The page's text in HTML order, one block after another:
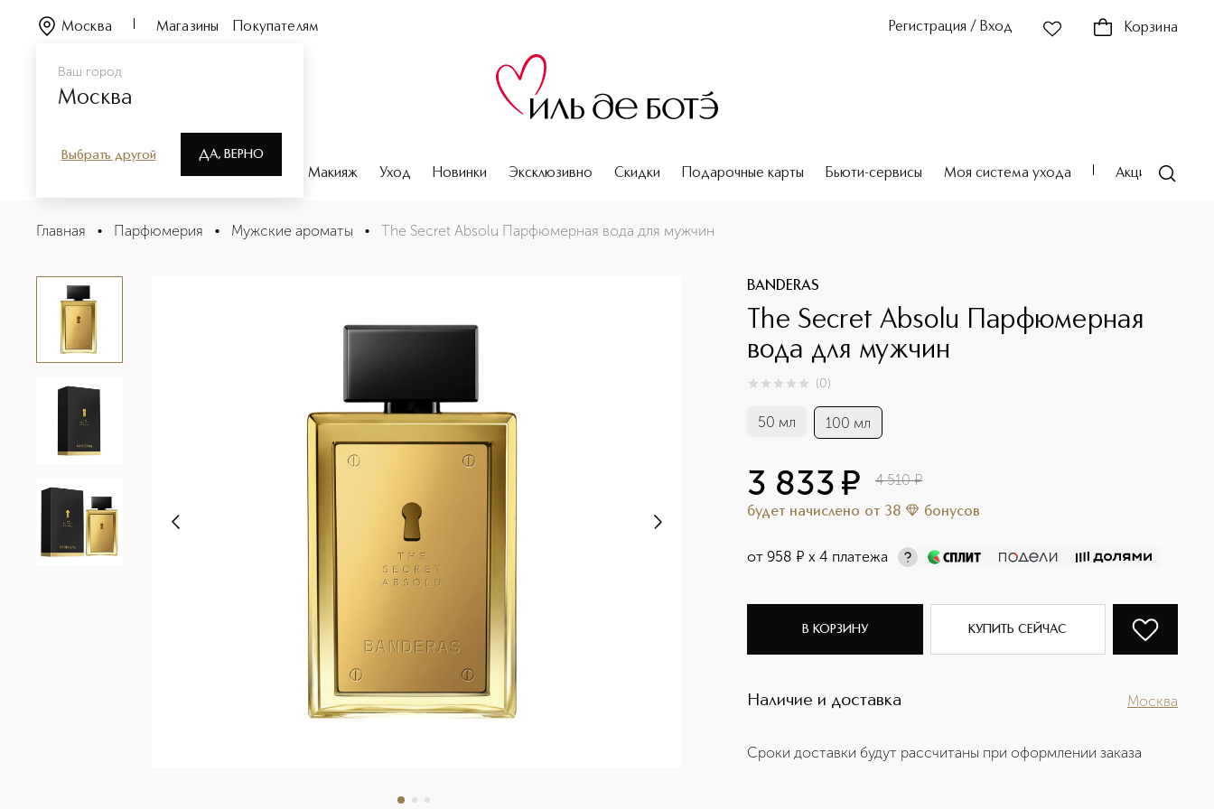
Ваш город
Москва
Выбрать другой ДА, ВЕРНО
Москва Магазины Покупателям Регистрация / Вход Корзина
Парфюмерия Макияж Уход Новинки Эксклюзивно Скидки Подарочные карты Бьюти-сервисы Моя система ухода Акции
The Secret Absolu Парфюмерная вода для мужчин
Описание
Главная • Парфюмерия • Мужские ароматы • The Secret Absolu Парфюмерная вода для мужчин
BANDERAS
The Secret Absolu Парфюмерная
вода для мужчин
0из 0 (0)
50 мл 100 мл
3 833 ¤ 4 510 ¤
будет начислено от 38 бонусов
от 958 ¤ х 4 платежа
В КОРЗИНУ КУПИТЬ СЕЙЧАС
Наличие и доставка Москва
Сроки доставки будут рассчитаны при оформлении заказа